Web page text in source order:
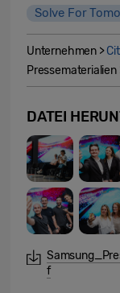
Solve For
Unternehmen >
Pressematerialien
DATEI
f